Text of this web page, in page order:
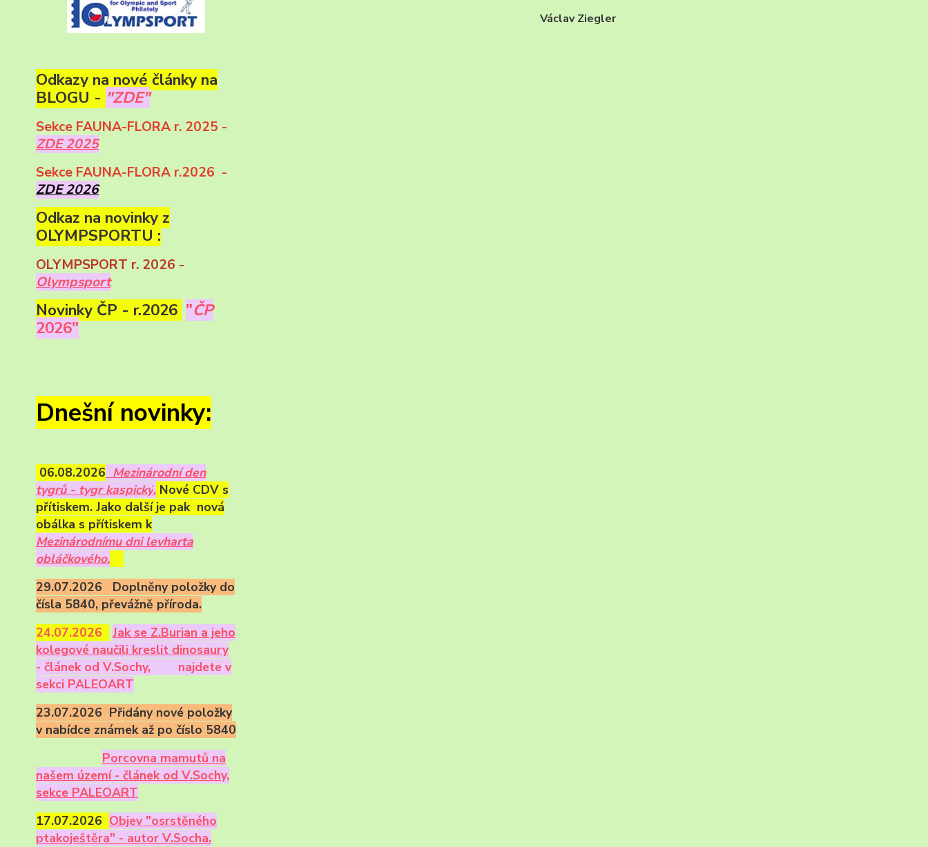
Odkazy na nové články na
BLOGU - "ZDE"
Sekce FAUNA-FLORA r. 2025 -
ZDE 2025
Sekce FAUNA-FLORA r.2026 -
ZDE 2026
Odkaz na novinky z
OLYMPSPORTU :
OLYMPSPORT r. 2026 -
Olympsport
Novinky ČP - r.2026 "ČP
2026"
Dnešní novinky:
06.08.2026 Mezinárodní den
tygrů - tygr kaspický. Nové CDV s
přítiskem. Jako další je pak nová
obálka s přítiskem k
Mezinárodnímu dni levharta
obláčkového.
29.07.2026 Doplněny položky do
čísla 5840, převážně příroda.
24.07.2026
Jak se Z.Burian a jeho
kolegové naučili kreslit dinosaury
- článek od V.Sochy,
najdete v
sekci PALEOART
23.07.2026 Přidány nové položky
v nabídce známek až po číslo 5840
Porcovna mamutů na
našem území - článek od V.Sochy,
sekce PALEOART
17.07.2026 Objev "osrstěného
ptakoještěra" - autor V.Socha.
Václav Ziegler